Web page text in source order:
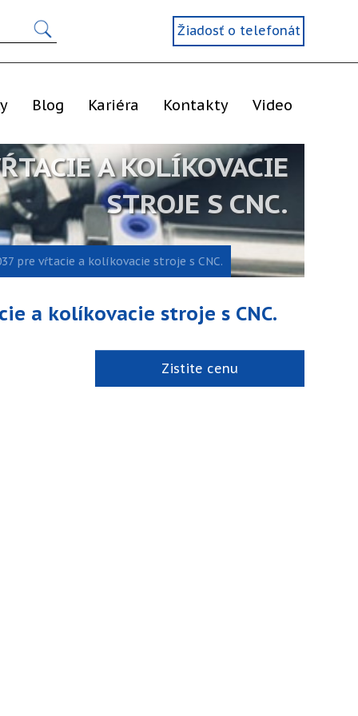
Žiadosť o telefonát
Blog Kariéra Kontakty Video
A KOLÍKOVACIE
STROJE S CNC.
pre vŕtacie a kolíkovacie stroje s CNC.
a kolíkovacie stroje s CNC.
Zistite cenu